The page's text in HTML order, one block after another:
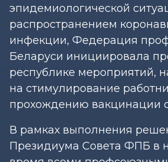
эпидемиологической
распространением
инфекции, Федерация
Беларуси инициировала
республике мероприятий,
на стимулирование
прохождению вакцинации
В рамках выполнения
Президиума Совета ФПБ в